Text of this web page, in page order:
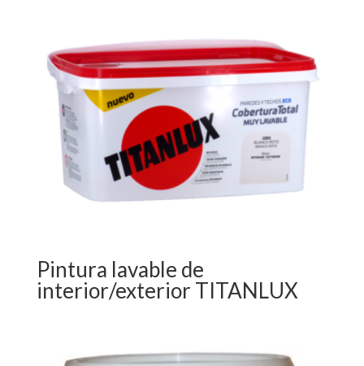
Pintura lavable de
interior/exterior TITANLUX